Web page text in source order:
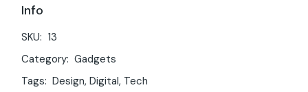
Info
SKU: 13
Category: Gadgets
Tags: Design,Digital, Tech